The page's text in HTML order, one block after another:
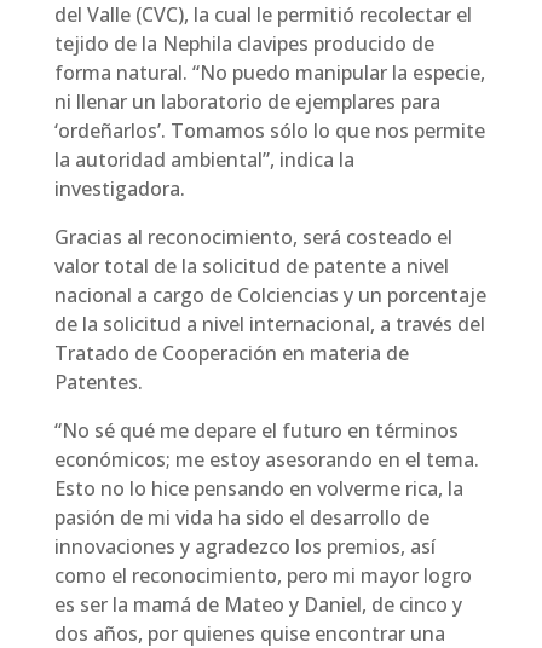
del Valle (CVC), la cual le permitió recolectar el
tejido de la Nephila clavipes producido de
forma natural. “No puedo manipular la especie,
ni llenar un laboratorio de ejemplares para
‘ordeñarlos’. Tomamos sólo lo que nos permite
la autoridad ambiental”, indica la
investigadora.
Gracias al reconocimiento, será costeado el
valor total de la solicitud de patente a nivel
nacional a cargo de Colciencias y un porcentaje
de la solicitud a nivel internacional, a través del
Tratado de Cooperación en materia de
Patentes.
“No sé qué me depare el futuro en términos
económicos; me estoy asesorando en el tema.
Esto no lo hice pensando en volverme rica, la
pasión de mi vida ha sido el desarrollo de
innovaciones y agradezco los premios, así
como el reconocimiento, pero mi mayor logro
es ser la mamá de Mateo y Daniel, de cinco y
dos años, por quienes quise encontrar una